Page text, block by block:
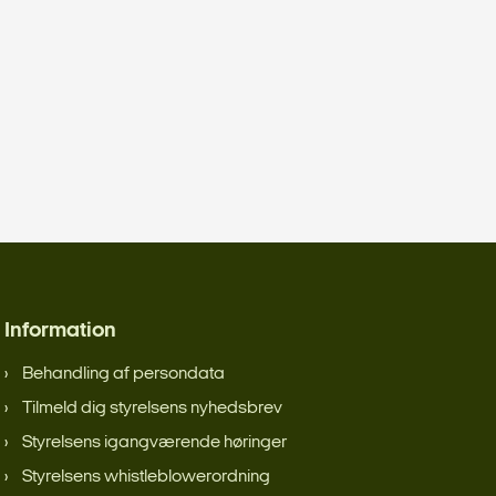
Information
Behandling af persondata
Tilmeld dig styrelsens nyhedsbrev
Styrelsens igangværende høringer
Styrelsens whistleblowerordning